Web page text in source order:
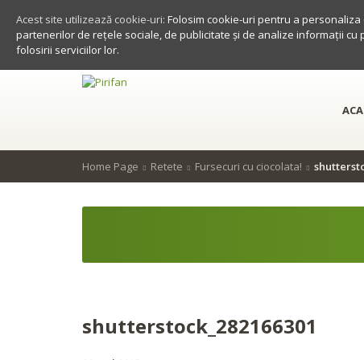
Home Page Retete Fursecuri cu ciocolata!
shutterstock_282166301
Acest site utilizează cookie-uri: Folosim cookie-uri pentru a
partenerilor de rețele sociale, de publicitate și de analize informații
folosirii serviciilor lor.